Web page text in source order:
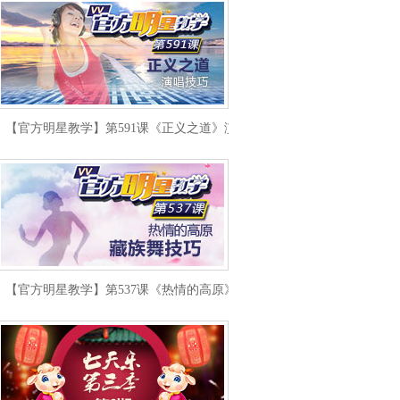
【官方明星教学】第591课《正义之道》演唱技巧
【官方明星教学】第537课《热情的高原》藏族舞技巧